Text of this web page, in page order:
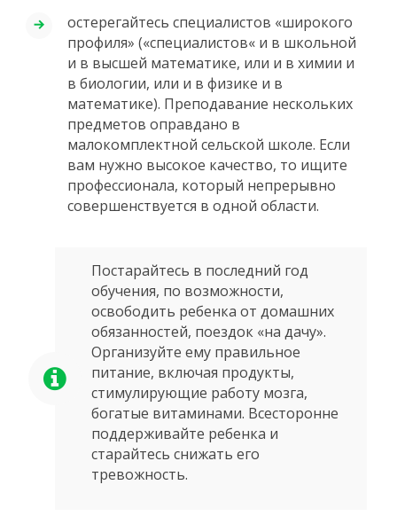
остерегайтесь специалистов «широкого
профиля» («специалистов« и в школьной
и в высшей математике, или и в химии и
в биологии, или и в физике и в
математике). Преподавание нескольких
предметов оправдано в
малокомплектной сельской школе. Если
вам нужно высокое качество, то ищите
профессионала, который непрерывно
совершенствуется в одной области.
Постарайтесь в последний год
обучения, по возможности,
освободить ребенка от домашних
обязанностей, поездок «на дачу».
Организуйте ему правильное
питание, включая продукты,
стимулирующие работу мозга,
богатые витаминами. Всесторонне
поддерживайте ребенка и
старайтесь снижать его
тревожность.